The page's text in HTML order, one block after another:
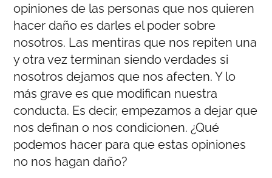
opiniones de las personas que nos quieren
hacer daño es darles el poder sobre
nosotros. Las mentiras que nos repiten una
y otra vez terminan siendo verdades si
nosotros dejamos que nos afecten. Y lo
más grave es que modifican nuestra
conducta. Es decir, empezamos a dejar que
nos definan o nos condicionen. ¿Qué
podemos hacer para que estas opiniones
no nos hagan daño?